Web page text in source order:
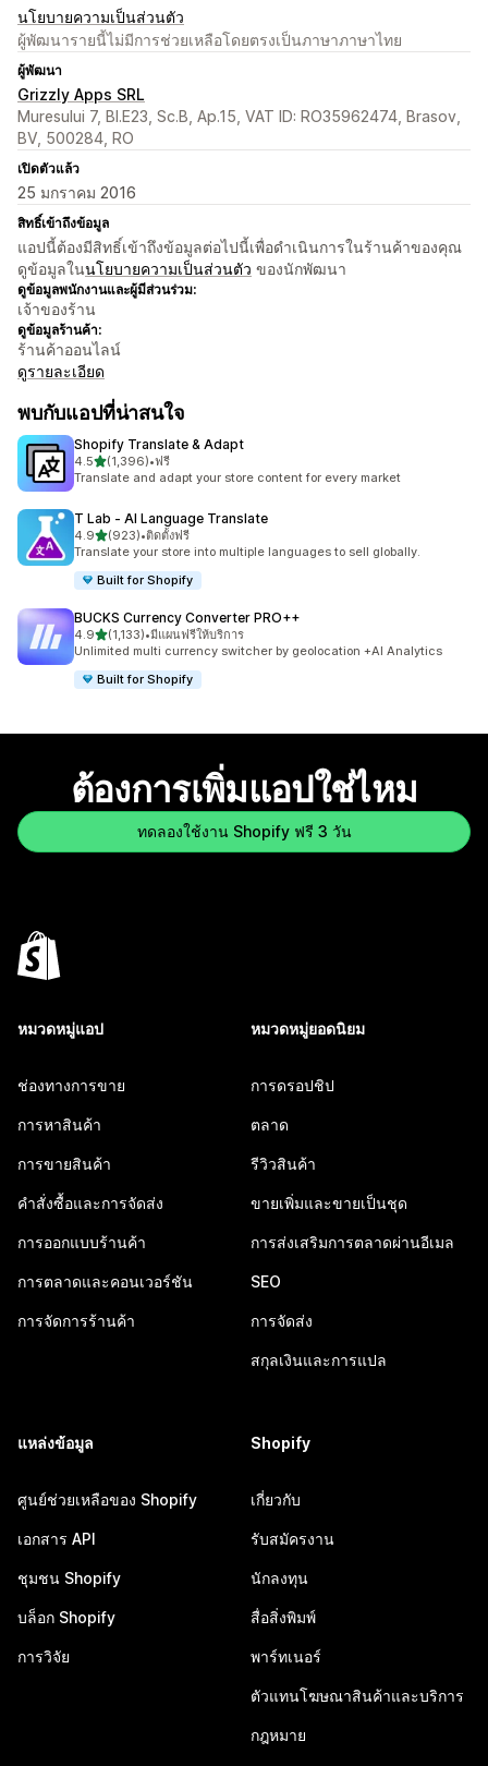
นโยบายความเป็นส่วนตัว
ผู้พัฒนารายนี้ไม่มีการช่วยเหลือโดยตรงเป็นภาษาภาษาไทย
ผู้พัฒนา
Grizzly Apps SRL
Muresului 7, Bl.E23, Sc.B, Ap.15, VAT ID: RO35962474, Brasov,
BV, 500284, RO
เปิดตัวแล้ว
25 มกราคม 2016
สิทธิ์เข้าถึงข้อมูล
แอปนี้ต้องมีสิทธิ์เข้าถึงข้อมูลต่อไปนี้เพื่อดำเนินการในร้านค้าของคุณ
ดูข้อมูลในนโยบายความเป็นส่วนตัว ของนักพัฒนา
ดูข้อมูลพนักงานและผู้มีส่วนร่วม:
เจ้าของร้าน
ดูข้อมูลร้านค้า:
ร้านค้าออนไลน์
ดูรายละเอียด
พบกับแอปที่น่าสนใจ
Shopify Translate & Adapt
4.5เต็ม 5 ดาว
(1,396)
ทั้งหมด 1396 รีวิว
•ฟรี
Translate and adapt your store content for every market
T Lab ‑ AI Language Translate
4.9เต็ม 5 ดาว
(923)
ทั้งหมด 923 รีวิว
•ติดตั้งฟรี
Translate your store into multiple languages to sell globally.
Built for Shopify
BUCKS Currency Converter PRO++
4.9เต็ม 5 ดาว
(1,133)
ทั้งหมด 1133 รีวิว
•มีแผนฟรีให้บริการ
Unlimited multi currency switcher by geolocation +AI Analytics
Built for Shopify
ต้องการเพิ่มแอปใช่ไหม
ทดลองใช้งาน Shopify ฟรี 3 วัน
หมวดหมู่แอป
ช่องทางการขาย
การหาสินค้า
การขายสินค้า
คำสั่งซื้อและการจัดส่ง
การออกแบบร้านค้า
การตลาดและคอนเวอร์ชัน
การจัดการร้านค้า
หมวดหมู่ยอดนิยม
การดรอปชิป
ตลาด
รีวิวสินค้า
ขายเพิ่มและขายเป็นชุด
การส่งเสริมการตลาดผ่านอีเมล
SEO
การจัดส่ง
สกุลเงินและการแปล
แหล่งข้อมูล
ศูนย์ช่วยเหลือของ Shopify
เอกสาร API
ชุมชน Shopify
บล็อก Shopify
การวิจัย
Shopify
เกี่ยวกับ
รับสมัครงาน
นักลงทุน
สื่อสิ่งพิมพ์
พาร์ทเนอร์
ตัวแทนโฆษณาสินค้าและบริการ
กฎหมาย